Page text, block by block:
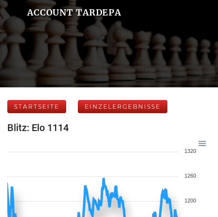
ACCOUNT TARDEPA
STARTSEITE EINZELERGEBNISSE
Blitz: Elo 1114
1320
1260
1200